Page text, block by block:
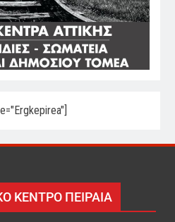
ΚΕΝΤΡΟ ΠΕΙΡΑΙΑ